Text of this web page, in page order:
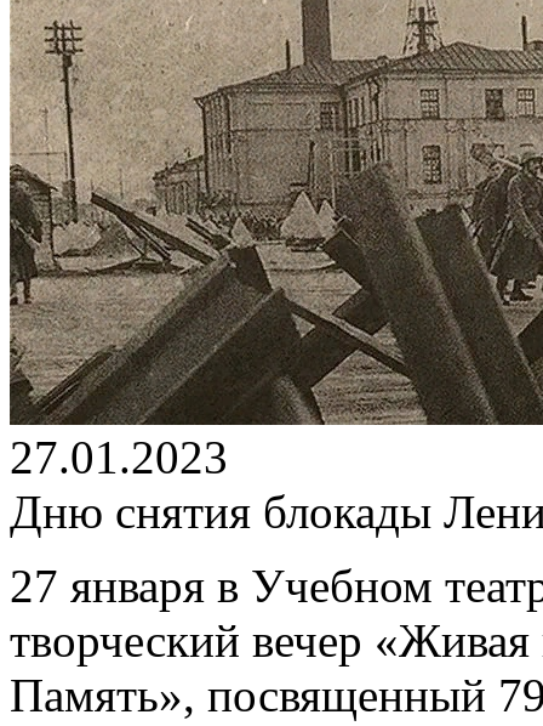
27.01.2023
Дню снятия блокады
27 января в Учебном
творческий вечер
Память», посвященный